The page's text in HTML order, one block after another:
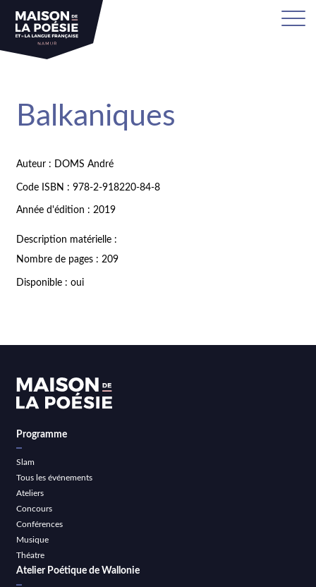
Balkaniques
Auteur : DOMS André
Code ISBN : 978-2-918220-84-8
Année d'édition : 2019
Description matérielle :
Nombre de pages : 209
Disponible : oui
Programme
Slam
Tous les événements
Ateliers
Concours
Conférences
Musique
Théatre
Atelier Poétique de Wallonie